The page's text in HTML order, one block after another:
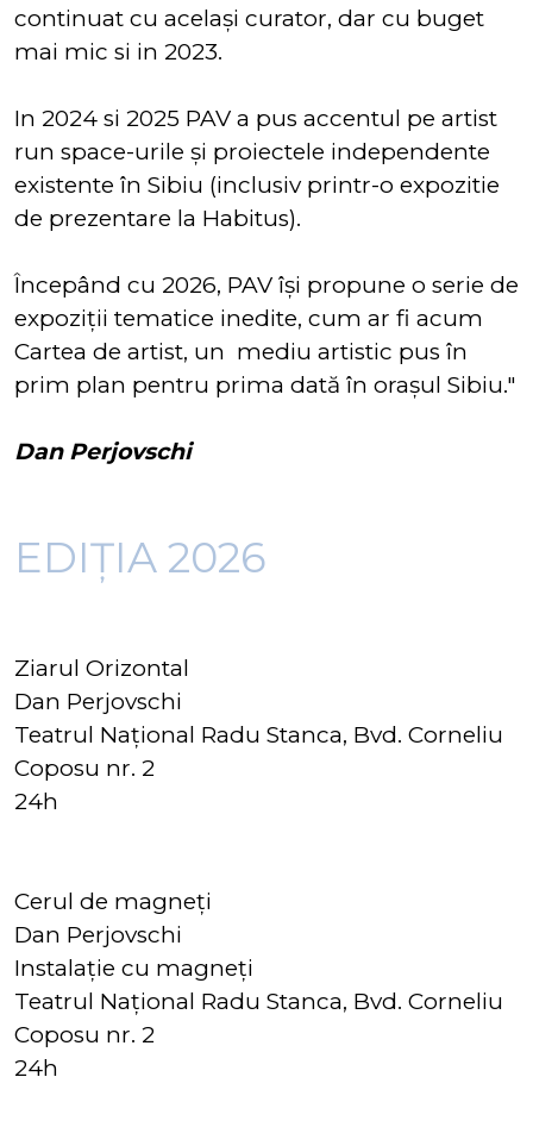
continuat cu același curator, dar cu buget
mai mic si in 2023.
In 2024 si 2025 PAV a pus accentul pe artist
run space-urile și proiectele independente
existente în Sibiu (inclusiv printr-o expozitie
de prezentare la Habitus).
Începând cu 2026, PAV își propune o serie de
expoziții tematice inedite, cum ar fi acum
Cartea de artist, un mediu artistic pus în
prim plan pentru prima dată în orașul Sibiu."
Dan Perjovschi
EDIȚIA 2026
Ziarul Orizontal
Dan Perjovschi
Teatrul Național Radu Stanca, Bvd. Corneliu
Coposu nr. 2
24h
Cerul de magneți
Dan Perjovschi
Instalație cu magneți
Teatrul Național Radu Stanca, Bvd. Corneliu
Coposu nr. 2
24h